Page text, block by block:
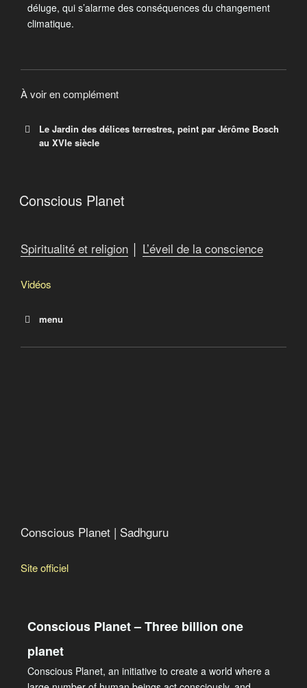
déluge, qui s’alarme des conséquences du changement
climatique.
À voir en complément
Le Jardin des délices terrestres, peint par Jérôme Bosch
au XVIe siècle
Le Jardin des délices terrestres
Bosch au XVIesiècle.
Wikimedia is a global movement whose mission is to
Conscious Planet
Spiritualité et religion │ L’éveil de la conscience
Vidéos
menu
Conscious Planet | Sadhguru
Site officiel
Conscious Planet – Three billion one
planet
Conscious Planet, an initiative to create a world where a